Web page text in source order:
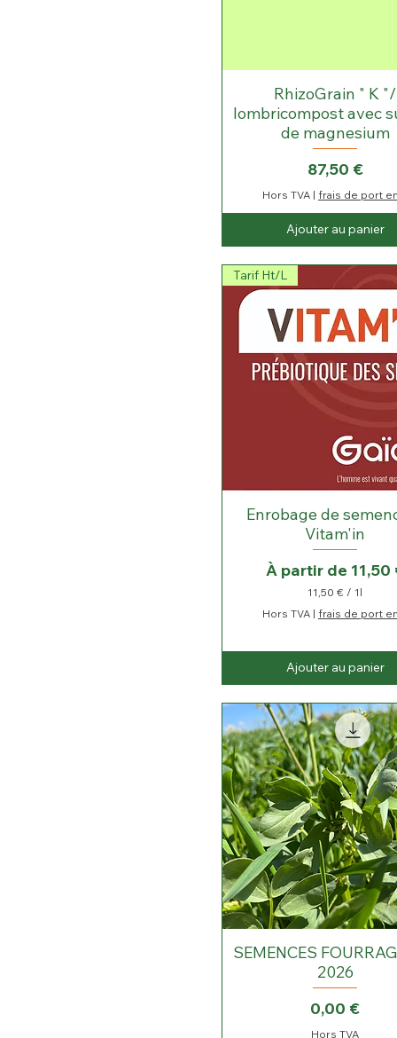
RhizoGrain " K "/
lombricompost avec
de magnesium
Prix
87,50 €
Hors TVA | frais de port
Ajouter au panier
Tarif Ht/L
Enrobage de
Vitam'in
À partir de 11,50
Prix
11,50 € / 1l
1
5
0
p
a
r
1
L
i
e
Hors TVA | frais de port
Ajouter au panier
SEMENCES
2026
Prix
0,00 €
Hors TVA